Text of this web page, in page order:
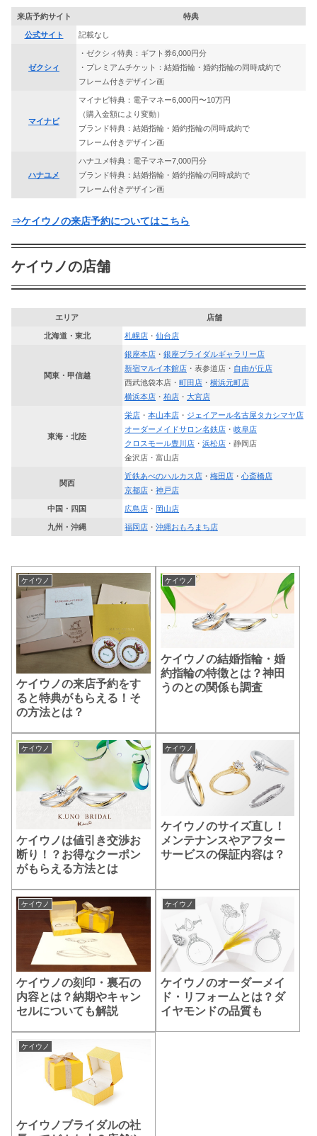
来店予約サイト 特典
公式サイト 記載なし
ゼクシィ
・ゼクシィ特典：ギフト券6,000円分
・プレミアムチケット：結婚指輪・婚約指輪の同時成約で
フレーム付きデザイン画
マイナビ
マイナビ特典：電子マネー6,000円〜10万円
（購入金額により変動）
ブランド特典：結婚指輪・婚約指輪の同時成約で
フレーム付きデザイン画
ハナユメ
ハナユメ特典：電子マネー7,000円分
ブランド特典：結婚指輪・婚約指輪の同時成約で
フレーム付きデザイン画
⇒ケイウノの来店予約についてはこちら
ケイウノの店舗
エリア 店舗
北海道・東北 札幌店 ・ 仙台店
関東・甲信越
銀座本店 ・ 銀座ブライダルギャラリー店
新宿マルイ本館店 ・表参道店・ 自由が丘店
西武池袋本店・ 町田店 ・ 横浜元町店
横浜本店 ・ 柏店 ・ 大宮店
東海・北陸
栄店 ・ 本山本店 ・ ジェイアール名古屋タカシマヤ店
オーダーメイドサロン名鉄店 ・ 岐阜店
クロスモール豊川店 ・ 浜松店 ・静岡店
金沢店・富山店
関西
近鉄あべのハルカス店 ・ 梅田店 ・ 心斎橋店
京都店 ・ 神戸店
中国・四国 広島店 ・ 岡山店
九州・沖縄 福岡店 ・ 沖縄おもろまち店
ケイウノ
ケイウノの来店予約をす
ると特典がもらえる！そ
の方法とは？
ケイウノ
ケイウノの結婚指輪・婚
約指輪の特徴とは？神田
うのとの関係も調査
ケイウノ
ケイウノは値引き交渉お
断り！？お得なクーポン
がもらえる方法とは
ケイウノ
ケイウノのサイズ直し！
メンテナンスやアフター
サービスの保証内容は？
ケイウノ
ケイウノの刻印・裏石の
内容とは？納期やキャン
セルについても解説
ケイウノ
ケイウノのオーダーメイ
ド・リフォームとは？ダ
イヤモンドの品質も
ケイウノ
ケイウノブライダルの社